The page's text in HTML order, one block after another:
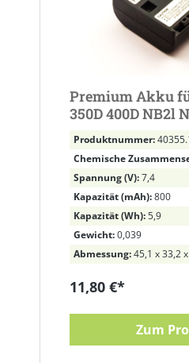
Premium Akku
350D 400D NB2l
BP-2L5 BP-2LH
Produktnummer:
Chemische
Spannung (V):7,4
Kapazität (mAh):800
Kapazität (Wh):5,9
Gewicht:0,039
Abmessung:45,1 x 33,2
11,80 €*
Zum